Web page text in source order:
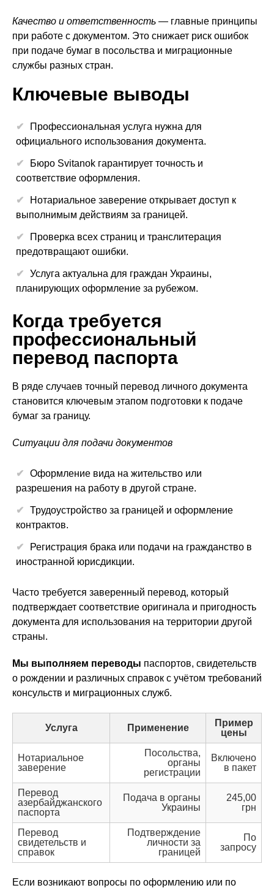
Качество и ответственность — главные принципы
при работе с документом. Это снижает риск ошибок
при подаче бумаг в посольства и миграционные
службы разных стран.
Ключевые выводы
Профессиональная услуга нужна для
официального использования документа.
Бюро Svitanok гарантирует точность и
соответствие оформления.
Нотариальное заверение открывает доступ к
выполнимым действиям за границей.
Проверка всех страниц и транслитерация
предотвращают ошибки.
Услуга актуальна для граждан Украины,
планирующих оформление за рубежом.
Когда требуется
профессиональный
перевод паспорта
В ряде случаев точный перевод личного документа
становится ключевым этапом подготовки к подаче
бумаг за границу.
Ситуации для подачи документов
Оформление вида на жительство или
разрешения на работу в другой стране.
Трудоустройство за границей и оформление
контрактов.
Регистрация брака или подачи на гражданство в
иностранной юрисдикции.
Часто требуется заверенный перевод, который
подтверждает соответствие оригинала и пригодность
документа для использования на территории другой
страны.
Мы выполняем переводы паспортов, свидетельств
о рождении и различных справок с учётом требований
консульств и миграционных служб.
Услуга Применение
Пример
цены
Нотариальное
заверение
Посольства,
органы
регистрации
Включено
в пакет
Перевод
азербайджанского
паспорта
Подача в органы
Украины
245,00
грн
Перевод
свидетельств и
справок
Подтверждение
личности за
границей
По
запросу
Если возникают вопросы по оформлению или по